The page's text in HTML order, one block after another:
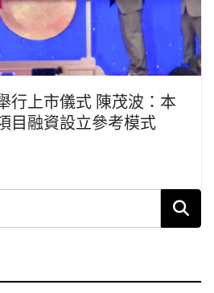
行上市儀式 陳茂波：本
目融資設立參考模式